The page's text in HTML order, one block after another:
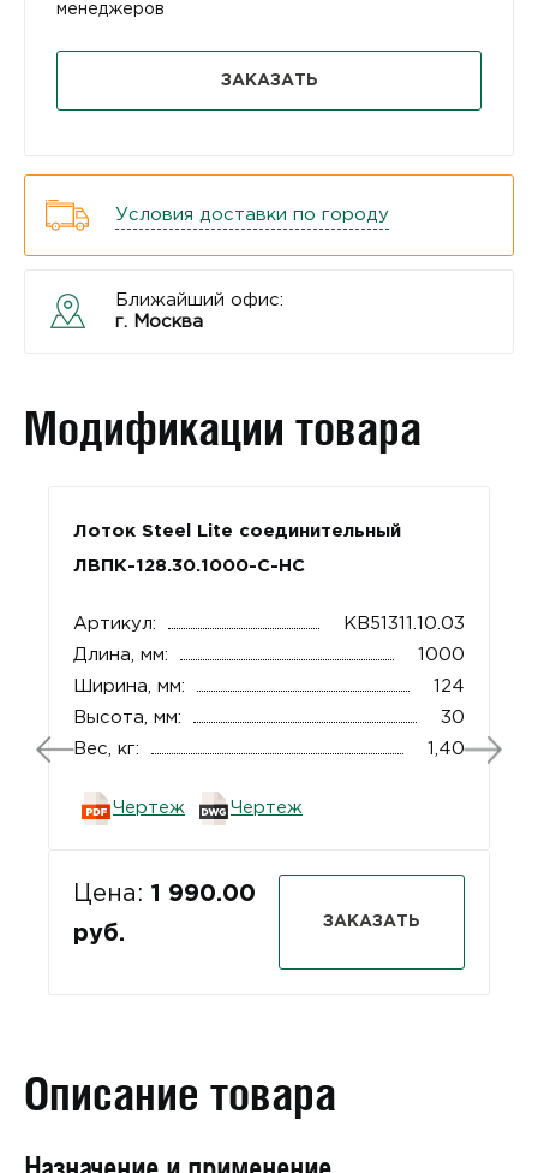
менеджеров
ЗАКАЗАТЬ
Условия доставки по городу
Ближайший офис:
г. Москва
Модификации товара
Лоток Steel Lite соединительный
ЛВПК-128.30.1000-С-НС
Артикул:
КВ51311.10.03
Длина, мм:
1000
Ширина, мм:
124
Высота, мм:
30
Вес, кг:
1,40
Чертеж Чертеж
Цена: 1 990.00
руб.
ЗАКАЗАТЬ
Описание товара